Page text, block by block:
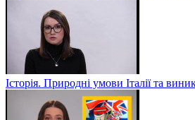
Історія. Природні умови Італії та